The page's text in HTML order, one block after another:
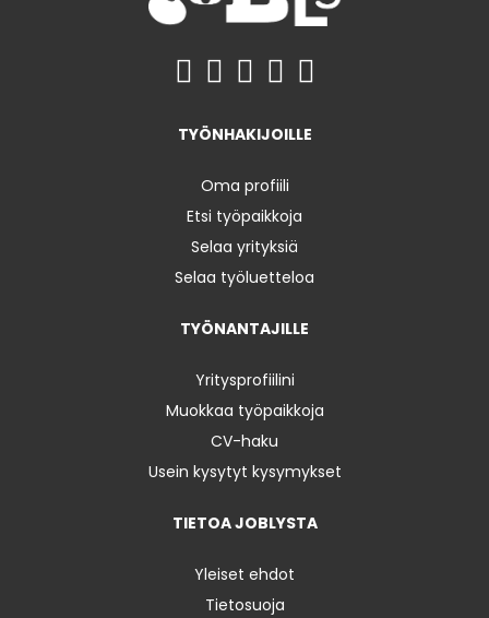
TYÖNHAKIJOILLE
Oma profiili
Etsi työpaikkoja
Selaa yrityksiä
Selaa työluetteloa
TYÖNANTAJILLE
Yritysprofiilini
Muokkaa työpaikkoja
CV-haku
Usein kysytyt kysymykset
TIETOA JOBLYSTA
Yleiset ehdot
Tietosuoja